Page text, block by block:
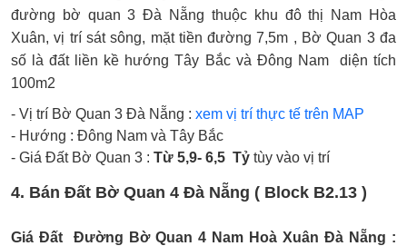
đường bờ quan 3 Đà Nẵng thuộc khu đô thị Nam Hòa
Xuân, vị trí sát sông, mặt tiền đường 7,5m , Bờ Quan 3 đa
số là đất liền kề hướng Tây Bắc và Đông Nam diện tích
100m2
- Vị trí Bờ Quan 3 Đà Nẵng : xem vị trí thực tế trên MAP
- Hướng : Đông Nam và Tây Bắc
- Giá Đất Bờ Quan 3 : Từ 5,9- 6,5 Tỷ tùy vào vị trí
4. Bán Đất Bờ Quan 4 Đà Nẵng ( Block B2.13 )
Giá Đất Đường Bờ Quan 4 Nam Hoà Xuân Đà Nẵng :